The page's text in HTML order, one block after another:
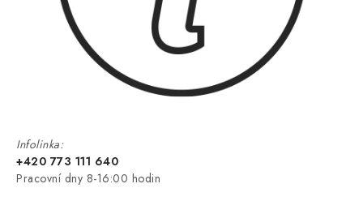
Infolinka:
+420 773 111 640
Pracovní dny 8-16:00 hodin